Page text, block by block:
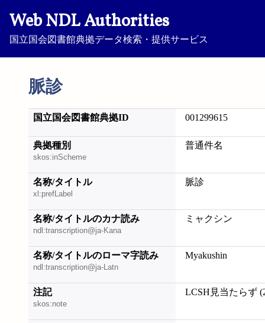
Web NDL Authorities
国立国会図書館典拠データ検索・提供サービス
脈診
国立国会図書館典拠ID 001299615
典拠種別
skos:inScheme
普通件名
名称/タイトル
xl:prefLabel
脈診
名称/タイトルのカナ読み
ndl:transcription@ja-Kana
ミャクシン
名称/タイトルのローマ字読み
ndl:transcription@ja-Latn
Myakushin
注記
skos:note
LCSH見当たらず